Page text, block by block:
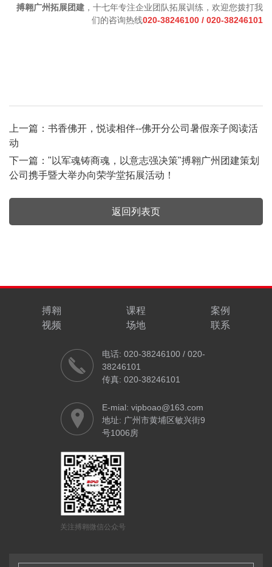
搏翱广州拓展团建 ，十七年专注企业团队拓展训练，欢迎您拨打我
们的咨询热线020-38246100 / 020-38246101
上一篇： 书香佛开，悦读相伴--佛开分公司暑假亲子阅读活
动
下一篇： "以军魂铸商魂，以意志强决策"搏翱广州团建策划
公司携手暨大举办向荣学堂拓展活动！
返回列表页
搏翱 课程
案例
视频
场地 联系
电话: 020-38246100 / 020-
38246101
传真: 020-38246101
E-mial: vipboao@163.com
地址: 广州市黄埔区敏兴街9
号1006房
关注搏翱微信公众号